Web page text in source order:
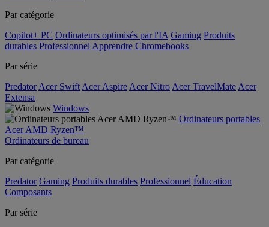
Par catégorie
Copilot+ PC Ordinateurs optimisés par l'IA Gaming Produits
durables Professionnel Apprendre Chromebooks
Par série
Predator Acer Swift Acer Aspire Acer Nitro Acer TravelMate Acer
Extensa
Windows
Ordinateurs portables
Acer AMD Ryzen™
Ordinateurs de bureau
Par catégorie
Predator Gaming Produits durables Professionnel Éducation
Composants
Par série